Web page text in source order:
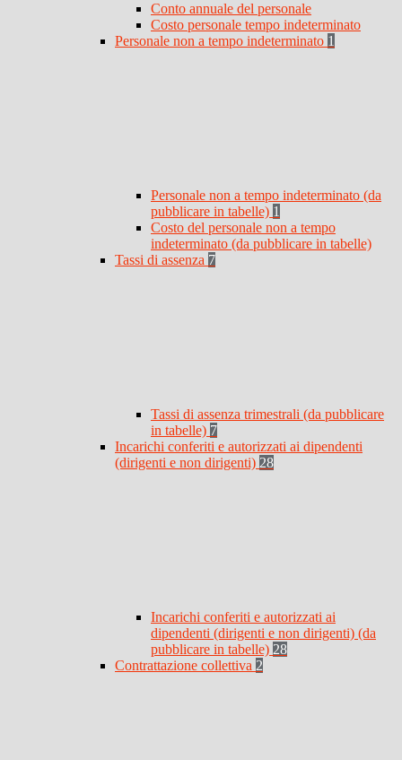
Conto annuale del personale
Costo personale tempo indeterminato
Personale non a tempo indeterminato 1
Personale non a tempo indeterminato (da
pubblicare in tabelle) 1
Costo del personale non a tempo
indeterminato (da pubblicare in tabelle)
Tassi di assenza 7
Tassi di assenza trimestrali (da pubblicare
in tabelle) 7
Incarichi conferiti e autorizzati ai dipendenti
(dirigenti e non dirigenti) 28
Incarichi conferiti e autorizzati ai
dipendenti (dirigenti e non dirigenti) (da
pubblicare in tabelle) 28
Contrattazione collettiva 2